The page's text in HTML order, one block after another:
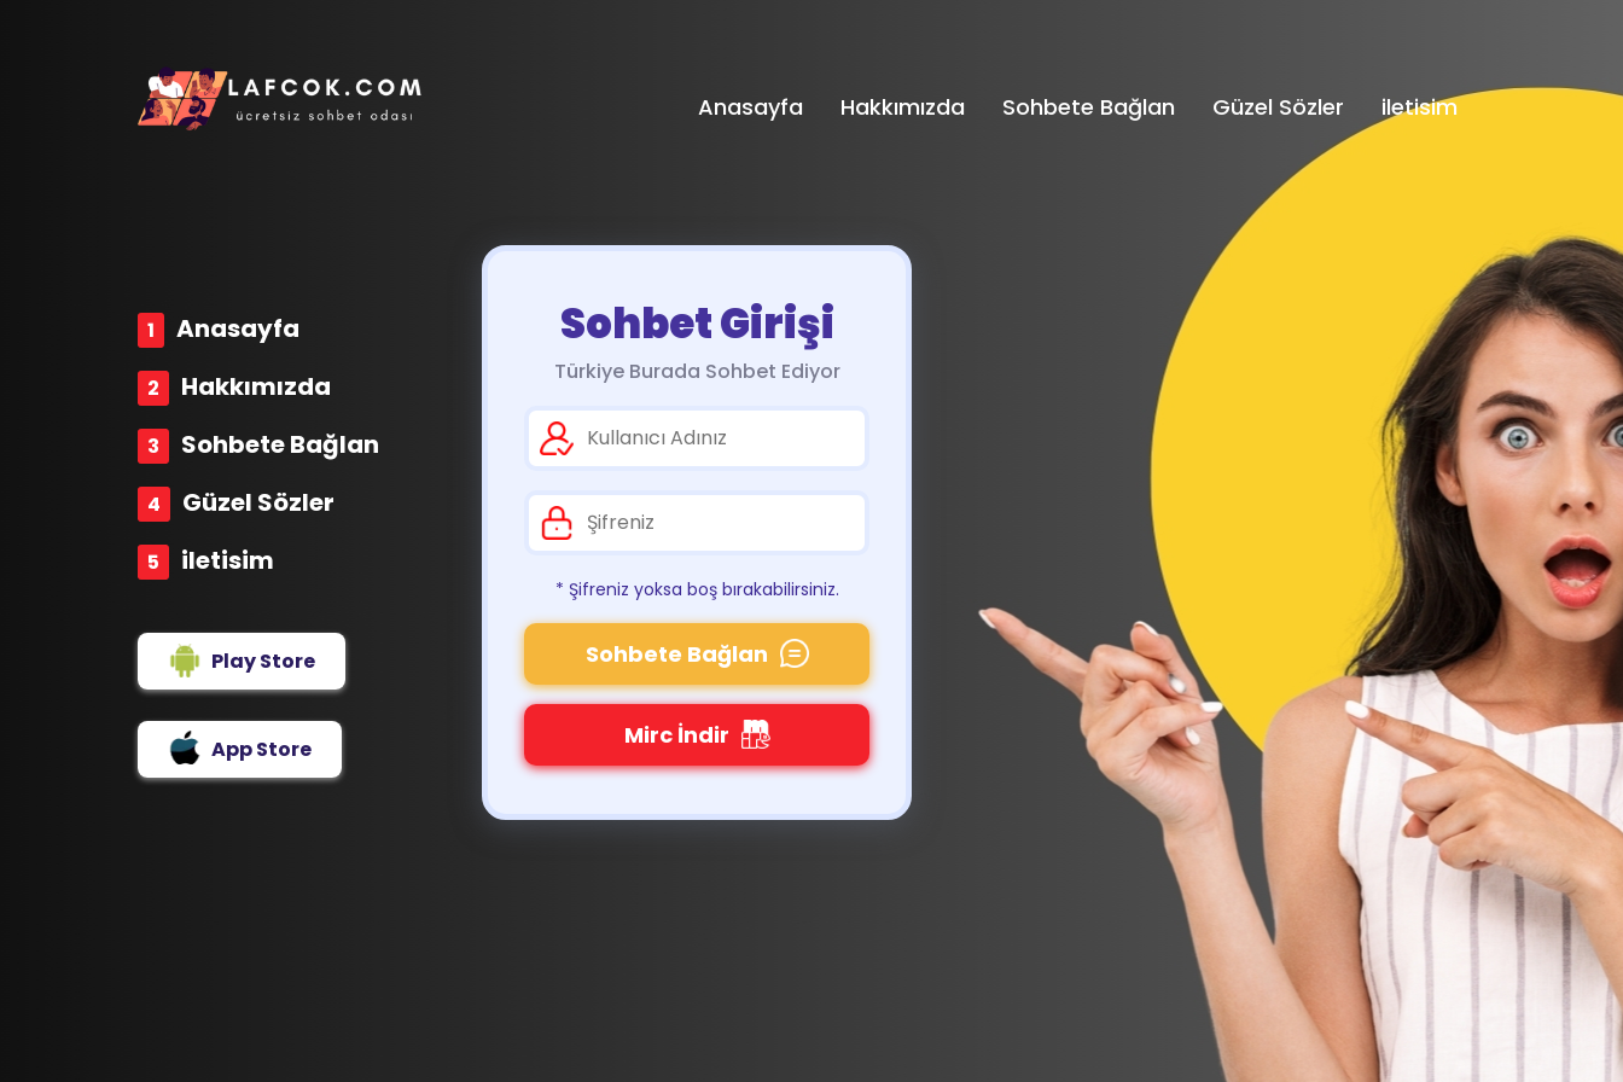
Anasayfa Hakkımızda Sohbete Bağlan Güzel Sözler iletisim
Anasayfa
Hakkımızda
Sohbete Bağlan
Güzel Sözler
iletisim
Play Store
App Store
Sohbet Girişi
Türkiye Burada Sohbet Ediyor
* Şifreniz yoksa boş bırakabilirsiniz.
Sohbete Bağlan
Mirc İndir